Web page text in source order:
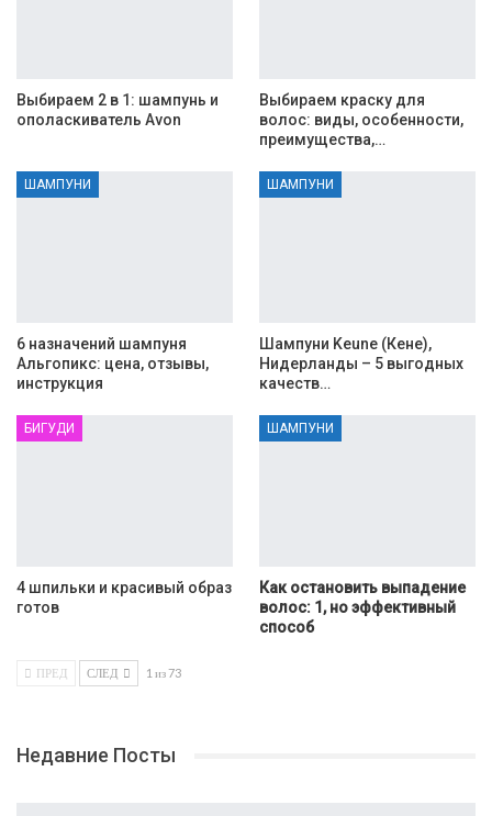
Выбираем 2 в 1: шампунь и
ополаскиватель Avon
Выбираем краску для
волос: виды, особенности,
преимущества,…
ШАМПУНИ
6 назначений шампуня
Альгопикс: цена, отзывы,
инструкция
ШАМПУНИ
Шампуни Keune (Кене),
Нидерланды – 5 выгодных
качеств…
БИГУДИ
4 шпильки и красивый образ
готов
ШАМПУНИ
Как остановить выпадение
волос: 1, но эффективный
способ
ПРЕД СЛЕД 1 из 73
Недавние Посты